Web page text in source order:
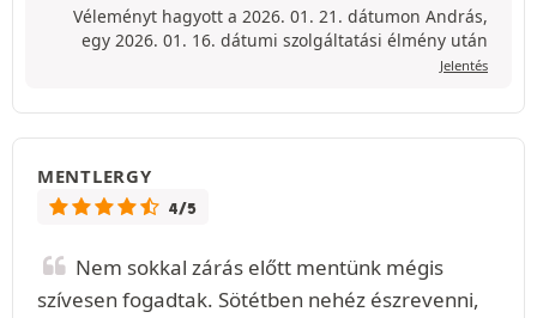
Véleményt hagyott a 2026. 01. 21. dátumon András,
egy 2026. 01. 16. dátumi szolgáltatási élmény után
Jelentés
MENTLERGY
4/5
Nem sokkal zárás előtt mentünk mégis
szívesen fogadtak. Sötétben nehéz észrevenni,